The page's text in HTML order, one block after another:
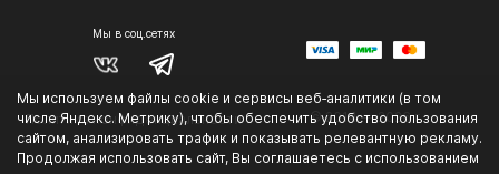
Мы используем файлы cookie и сервисы веб‑аналитики (в том
числе Яндекс. Метрику), чтобы обеспечить удобство пользования
сайтом, анализировать трафик и показывать релевантную рекламу.
Продолжая использовать сайт, Вы соглашаетесь с использованием
Мы в соц.сетях
Политика конфиденциальности © 2014 — 2026 г.
.